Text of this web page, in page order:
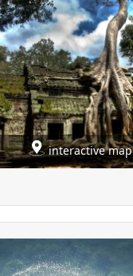
interactive map